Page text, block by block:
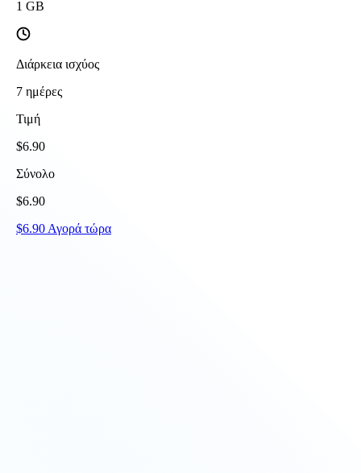
1 GB
Διάρκεια ισχύος
7 ημέρες
Τιμή
$6.90
Σύνολο
$6.90
$6.90 Αγορά τώρα